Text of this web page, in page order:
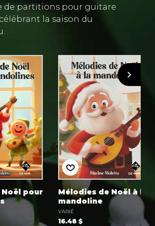
de partitions pour guitare
la saison du
pour
Mélodies de Noël à la
mandoline
VARIÉ
16.48 $